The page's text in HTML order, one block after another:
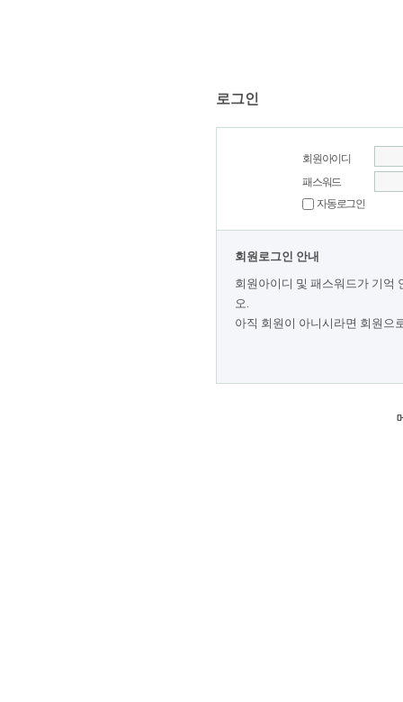
로그인
회원아이디
패스워드
자동로그인
회원로그인 안내
회원아이디 및 패스워드가 기억
오.
아직 회원이 아니시라면 회원으